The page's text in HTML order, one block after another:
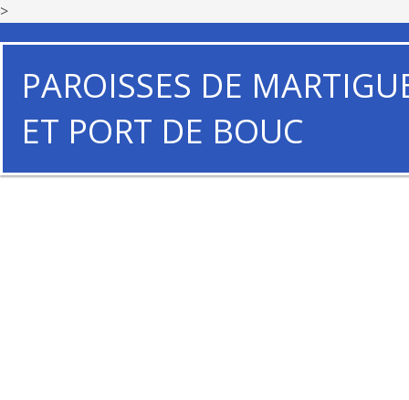
>
PAROISSES DE
ET PORT DE BOUC